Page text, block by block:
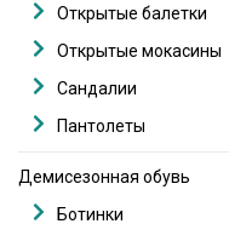
Открытые балетки
Открытые мокасины
Сандалии
Пантолеты
Демисезонная обувь
Ботинки